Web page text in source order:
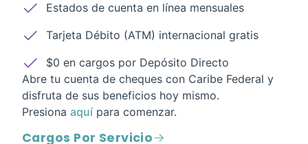
Estados de cuenta en línea mensuales
Tarjeta Débito (ATM) internacional gratis
$0 en cargos por Depósito Directo
Abre tu cuenta de cheques con Caribe Federal y
disfruta de sus beneficios hoy mismo.
Presiona aquí para comenzar.
Cargos Por Servicio